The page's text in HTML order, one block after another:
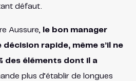
défaut.
Aussure, le bon manager
rapide, même s’il ne
des éléments dont il a
plus d’établir de longues